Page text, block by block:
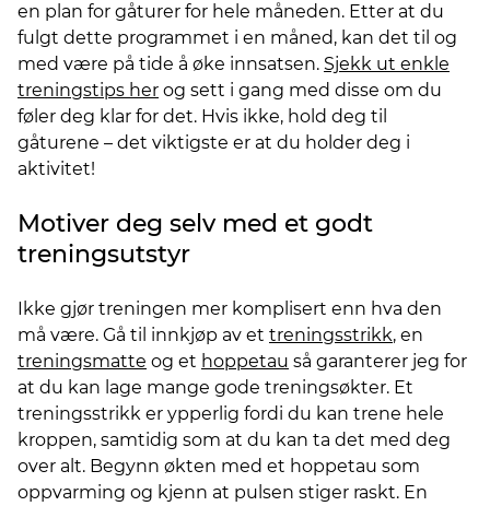
en plan for gåturer for hele måneden. Etter at du
fulgt dette programmet i en måned, kan det til og
med være på tide å øke innsatsen. Sjekk ut enkle
treningstips her og sett i gang med disse om du
føler deg klar for det. Hvis ikke, hold deg til
gåturene – det viktigste er at du holder deg i
aktivitet!
Motiver deg selv med et godt
treningsutstyr
Ikke gjør treningen mer komplisert enn hva den
må være. Gå til innkjøp av et treningsstrikk, en
treningsmatte og et hoppetau så garanterer jeg for
at du kan lage mange gode treningsøkter. Et
treningsstrikk er ypperlig fordi du kan trene hele
kroppen, samtidig som at du kan ta det med deg
over alt. Begynn økten med et hoppetau som
oppvarming og kjenn at pulsen stiger raskt. En